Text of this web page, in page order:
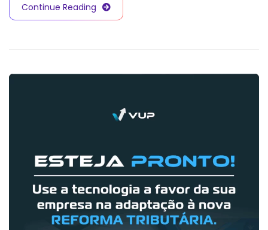
Continue Reading